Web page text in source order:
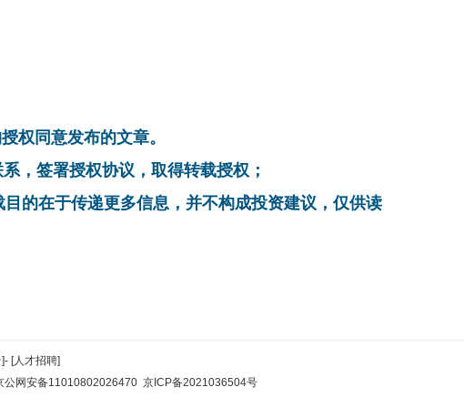
权同意发布的文章。
，签署授权协议，取得转载授权；
的在于传递更多信息，并不构成投资建议，仅供读
- [人才招聘]
公网安备11010802026470 京ICP备2021036504号